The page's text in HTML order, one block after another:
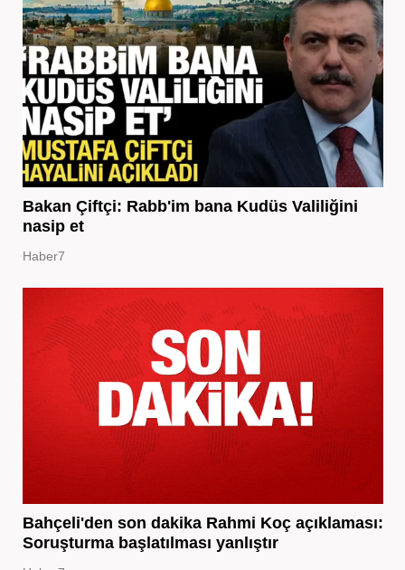
Bakan Çiftçi: Rabb'im bana Kudüs Valiliğini
nasip et
Haber7
Bahçeli'den son dakika Rahmi Koç açıklaması:
Soruşturma başlatılması yanlıştır